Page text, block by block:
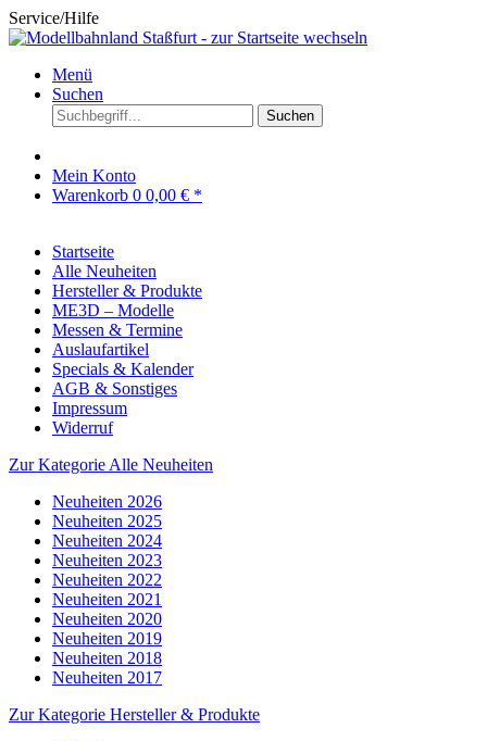
Service/Hilfe
Menü
Suchen
Suchen
Mein Konto
Warenkorb 0 0,00 € *
Startseite
Alle Neuheiten
Hersteller & Produkte
ME3D – Modelle
Messen & Termine
Auslaufartikel
Specials & Kalender
AGB & Sonstiges
Impressum
Widerruf
Zur Kategorie Alle Neuheiten
Neuheiten 2026
Neuheiten 2025
Neuheiten 2024
Neuheiten 2023
Neuheiten 2022
Neuheiten 2021
Neuheiten 2020
Neuheiten 2019
Neuheiten 2018
Neuheiten 2017
Zur Kategorie Hersteller & Produkte